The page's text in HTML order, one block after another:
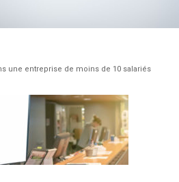
une entreprise de moins de 10 salariés